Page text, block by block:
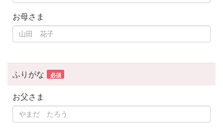
お母さま
ふりがな 必須
お父さま